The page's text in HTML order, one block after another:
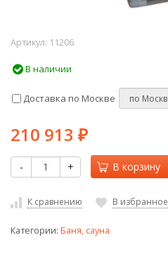
Артикул: 11206
В наличии
Доставка по Москве
210 913 ₽
- + В корзину
К сравнению В избранное
Категории: Баня, сауна